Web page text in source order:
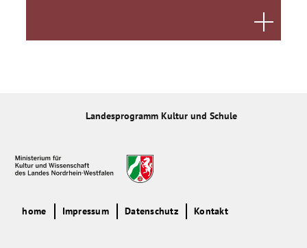
Landesprogramm Kultur und Schule
home Impressum Datenschutz Kontakt